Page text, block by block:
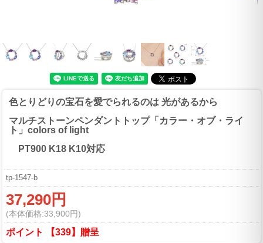
色とりどりの宝石を愛でられるのは 光があるから
マルチストーンペンダントトップ「カラー・オブ・ライ
ト」colors of light
PT900 K18 K10対応
tp-1547-b
37,290円
(本体価格:33,900円)
ポイント 【339】贈呈